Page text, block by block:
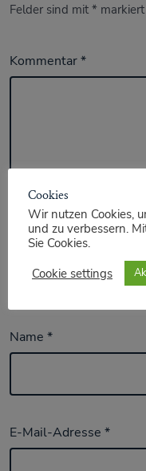
Felder sind mit* markiert
Kommentar*
Name*
E-Mail-Adresse*
Cookies
Wir nutzen Cookies,
und zu verbessern.
Sie Cookies.
Cookie settings